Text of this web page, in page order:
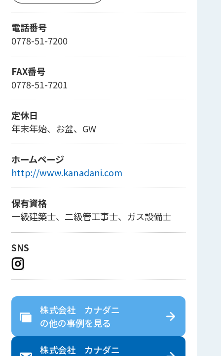
電話番号
0778-51-7200
FAX番号
0778-51-7201
定休日
年末年始、お盆、GW
ホームページ
http://www.kanadani.com
保有資格
一級建築士、二級管工事士、ガス設備士
SNS
株式会社 カナダニ
の他の事例を見る
株式会社 カナダニ